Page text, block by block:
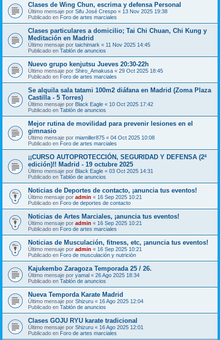
Clases de Wing Chun, escrima y defensa Personal
Último mensaje por Sifu José Crespo « 13 Nov 2025 19:38
Publicado en Foro de artes marciales
Clases particulares a domicilio; Tai Chi Chuan, Chi Kung y
Meditación en Madrid
Último mensaje por taichimark « 11 Nov 2025 14:45
Publicado en Tablón de anuncios
Nuevo grupo kenjutsu Jueves 20:30-22h
Último mensaje por Shiro_Amakusa « 29 Oct 2025 18:45
Publicado en Foro de artes marciales
Se alquila sala tatami 100m2 diáfana en Madrid (Zoma Plaza
Castilla - 5 Torres)
Último mensaje por Black Eagle « 10 Oct 2025 17:42
Publicado en Tablón de anuncios
Mejor rutina de movilidad para prevenir lesiones en el
gimnasio
Último mensaje por miamiller875 « 04 Oct 2025 10:08
Publicado en Foro de artes marciales
¡¡CURSO AUTOPROTECCIÓN, SEGURIDAD Y DEFENSA (2ª
edición)!! Madrid - 19 octubre 2025
Último mensaje por Black Eagle « 03 Oct 2025 14:31
Publicado en Tablón de anuncios
Noticias de Deportes de contacto, ¡anuncia tus eventos!
Último mensaje por admin « 16 Sep 2025 10:21
Publicado en Foro de deportes de contacto
Noticias de Artes Marciales, ¡anuncia tus eventos!
Último mensaje por admin « 16 Sep 2025 10:21
Publicado en Foro de artes marciales
Noticias de Musculación, fitness, etc, ¡anuncia tus eventos!
Último mensaje por admin « 16 Sep 2025 10:21
Publicado en Foro de musculación y nutrición
Kajukembo Zaragoza Temporada 25 / 26.
Último mensaje por yamal « 26 Ago 2025 18:34
Publicado en Tablón de anuncios
Nueva Temporda Karate Madrid
Último mensaje por Shizuru « 16 Ago 2025 12:04
Publicado en Tablón de anuncios
Clases GOJU RYU karate tradicional
Último mensaje por Shizuru « 16 Ago 2025 12:01
Publicado en Foro de artes marciales